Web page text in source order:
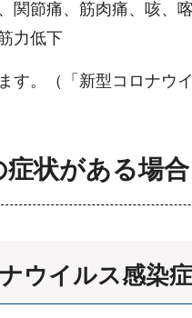
関節痛、筋肉痛、咳、
力低下
す。（「新型コロナ
症状がある場合
ウイルス感染